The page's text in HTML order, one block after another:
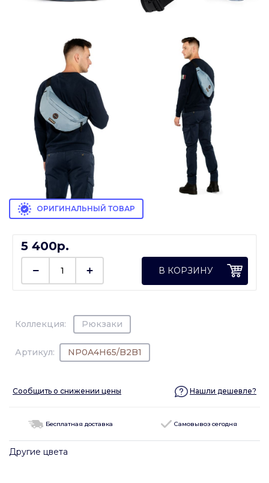
ОРИГИНАЛЬНЫЙ ТОВАР
Коллекция: Рюкзаки
Артикул: NP0A4H65/B2B1
5 400p.
В КОРЗИНУ
Сообщить о снижении цены Нашли дешевле?
Бесплатная доставка Самовывоз сегодня
Другие цвета